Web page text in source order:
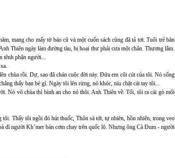
mang cho mấy tờ báo cũ và một cuốn sách cũng đã tả tơi. Tuổi trẻ băn
Thiên ngày làm đường tàu, bị hoại thư phải cưa một chân. Thương lắm.
tênh phận người...
chùa rồi. Dự, sao đã chán cuộc đời này. Đứa em côi cút của tôi. Nó sống
thấy bạn bè gì. Ngày tôi lên rừng, nó khóc, níu chặt cái tay tôi...
Nó vô chùa thì bình an cho nó thôi. Anh Thiên về. Tối, tôi ra cái gò mối
Thấy tôi ngồi đó hút thuốc, Thôn sà tới, tự nhiên, hồn nhiên, trong veo
dì người Kh’mer bán cơm chay trên quốc lộ. Nhưng ông Cà Đum - người